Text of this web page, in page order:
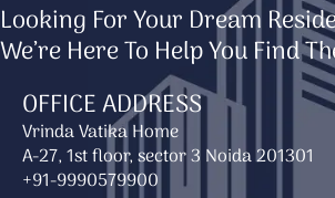
Looking For Your Dream
We’re Here To Help You Find
OFFICE ADDRESS
Vrinda Vatika Home
A-27, 1st floor, sector 3 Noida 201301
+91-9990579900